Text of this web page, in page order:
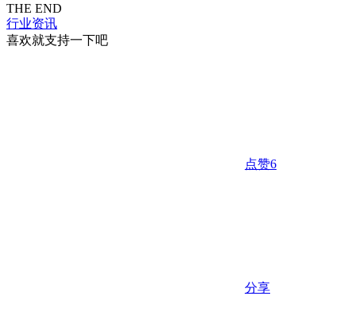
THE END
行业资讯
喜欢就支持一下吧
点赞6
分享